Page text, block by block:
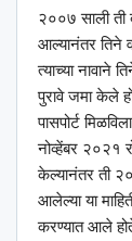
२००७ साली ती
आल्यानंतर तिने
त्याच्या नावाने
पुरावे जमा केले
पासपोर्ट
नोव्हेंबर २०२१
केल्यानंतर ती २०
आलेल्या या
करण्यात आले